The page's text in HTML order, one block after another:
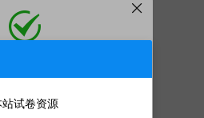
制）
径
站试卷资源
信好友，人工处理更快